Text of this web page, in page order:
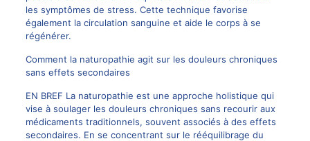
les symptômes de stress. Cette technique favorise
également la circulation sanguine et aide le corps à se
régénérer.
Comment la naturopathie agit sur les douleurs chroniques
sans effets secondaires
EN BREF La naturopathie est une approche holistique qui
vise à soulager les douleurs chroniques sans recourir aux
médicaments traditionnels, souvent associés à des effets
secondaires. En se concentrant sur le rééquilibrage du